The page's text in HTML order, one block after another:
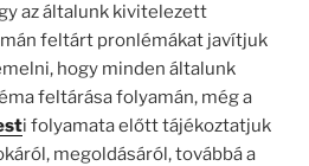
az általunk kivitelezett
feltárt pronlémákat javítjuk
hogy minden általunk
feltárása folyamán, még a
i folyamata előtt tájékoztatjuk
megoldásáról, továbbá a